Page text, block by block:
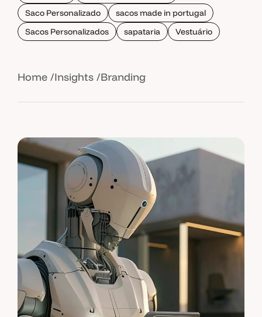
Saco Personalizado
sacos made in portugal
Sacos Personalizados
sapataria Vestuário
Home Insights Branding